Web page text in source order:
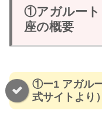
①アガルート
座の概要
①ー1 アガル
式サイトより）